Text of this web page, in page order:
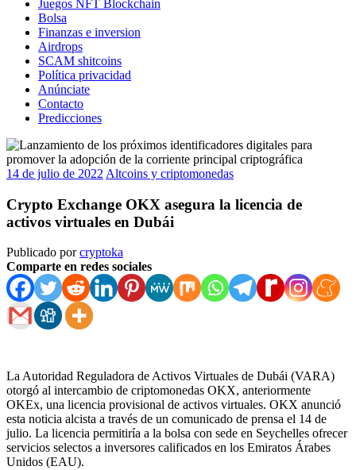
Juegos NFT Blockchain
Bolsa
Finanzas e inversion
Airdrops
SCAM shitcoins
Política privacidad
Anúnciate
Contacto
Predicciones
14 de julio de 2022 Altcoins y criptomonedas
Crypto Exchange OKX asegura la licencia de
activos virtuales en Dubái
Publicado porcryptoka
Comparte en redes sociales
La Autoridad Reguladora de Activos Virtuales de Dubái (VARA)
otorgó al intercambio de criptomonedas OKX, anteriormente
OKEx, una licencia provisional de activos virtuales. OKX anunció
esta noticia alcista a través de un comunicado de prensa el 14 de
julio. La licencia permitiría a la bolsa con sede en Seychelles ofrecer
servicios selectos a inversores calificados en los Emiratos Árabes
Unidos (EAU).